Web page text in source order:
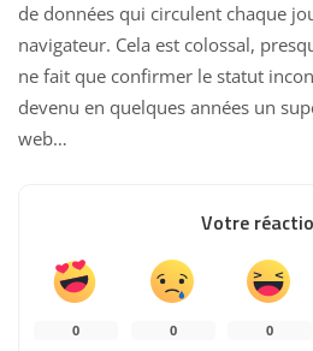
de données qui circulent chaque
navigateur. Cela est colossal,
ne fait que confirmer le statut
devenu en quelques années un
web…
Votre
0 0 0